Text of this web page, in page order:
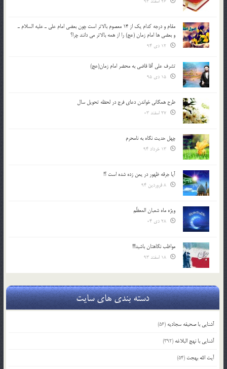
مقام و درجه كدام يك از 14 معصوم بالاتر است چون بعضي امام علي ـ عليه السلام ـ
و بعضي ها امام زمان (عج) را از همه بالاتر مي دانند چرا؟
تشرف علي آقا قاضي به محضر امام زمان(عج)
طرح همگانی خواندن دعای فرج در لحظه تحویل سال
چهل حدیث نگاه به نامحرم
آیا جرقه ظهور در یمن زده شده است ؟!
ویژه ماه شعبان المعظّم
مواظب نگاهتان باشید!!!
دسته بندی های سایت
آشنایی با صحیفه سجادیه (56)
آشنایی با نهج البلاغه (392)
آیت الله بهجت (54)